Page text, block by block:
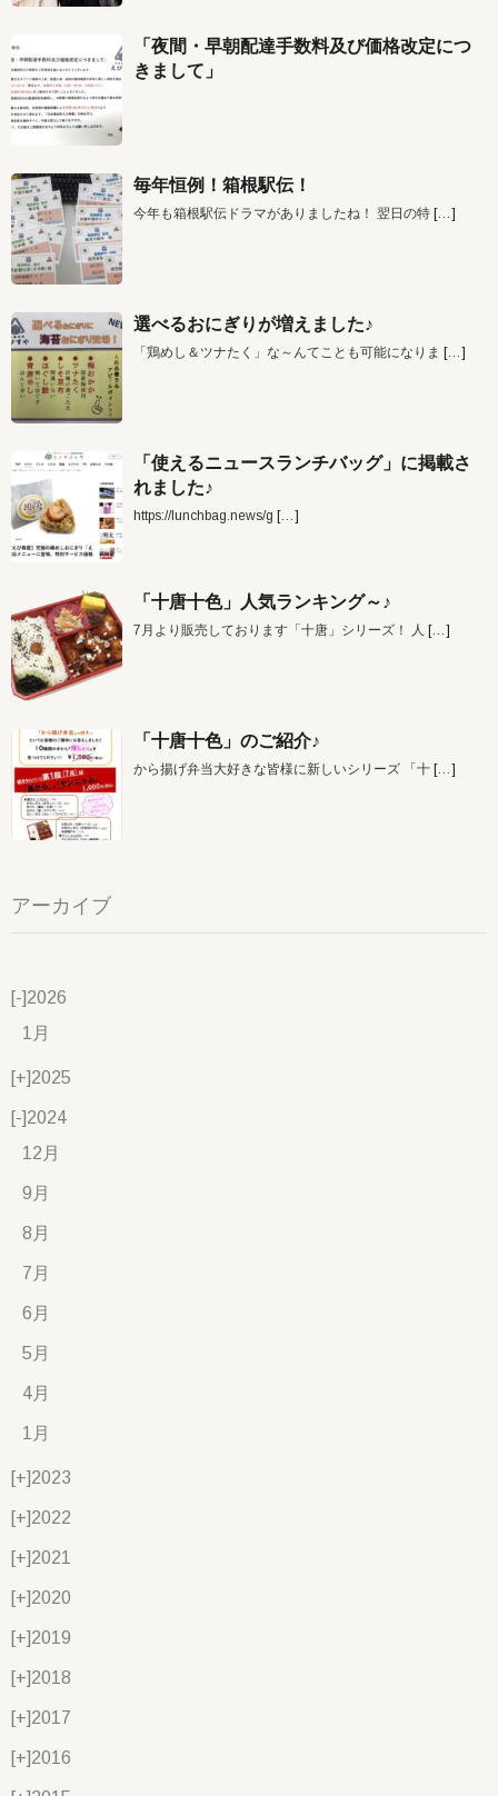
「夜間・早朝配達手数料及び価格改定につ
きまして」
毎年恒例！箱根駅伝！
今年も箱根駅伝ドラマがありましたね！ 翌日の特 […]
選べるおにぎりが増えました♪
「鶏めし＆ツナたく」な～んてことも可能になりま […]
「使えるニュースランチバッグ」に掲載さ
れました♪
https://lunchbag.news/g […]
「十唐十色」人気ランキング～♪
7月より販売しております「十唐」シリーズ！ 人 […]
「十唐十色」のご紹介♪
から揚げ弁当大好きな皆様に新しいシリーズ 「十 […]
アーカイブ
[-]2026
1月
[+]2025
[-]2024
12月
9月
8月
7月
6月
5月
4月
1月
[+]2023
[+]2022
[+]2021
[+]2020
[+]2019
[+]2018
[+]2017
[+]2016